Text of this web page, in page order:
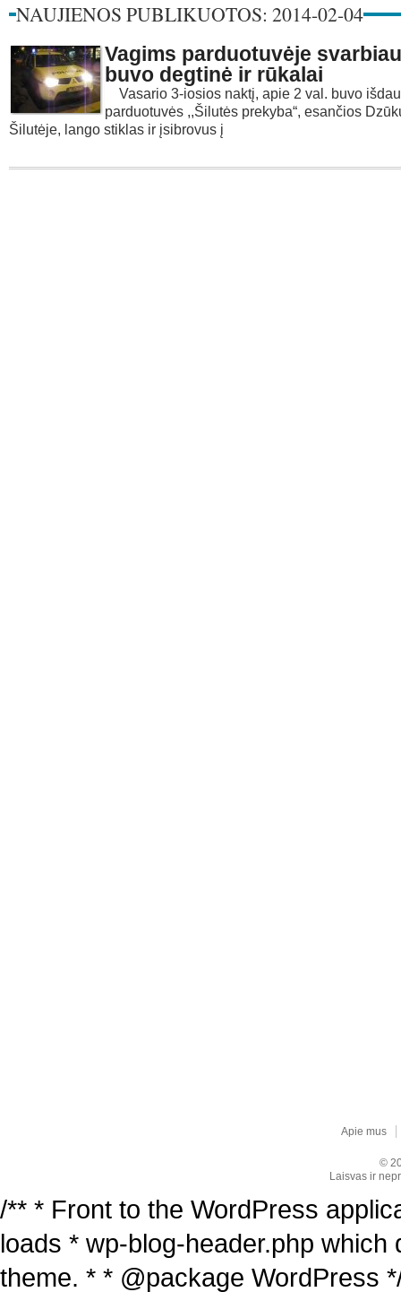
NAUJIENOS PUBLIKUOTOS: 2014-02-04
Vagims parduotuvėje
buvo degtinė ir rūkalai
Vasario 3-iosios naktį, apie 2 val. buvo
parduotuvės ,,Šilutės prekyba“, esančios
Šilutėje, lango stiklas ir įsibrovus į
Apie mus
©
Laisvas ir
/** * Front to the WordPress
loads * wp-blog-header.php
theme. * * @package WordPress